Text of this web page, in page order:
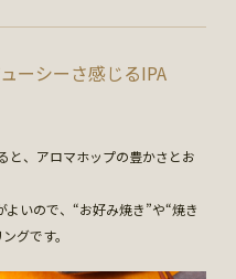
ーシーさ感じるIPA
と、アロマホップの豊かさとお
いので、“お好み焼き”や“焼き
グです。